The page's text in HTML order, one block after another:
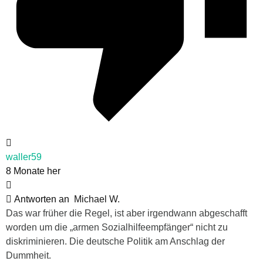
waller59
8 Monate her
Antworten an
Michael W.
Das war früher die Regel, ist aber irgendwann abgeschafft
worden um die „armen Sozialhilfeempfänger“ nicht zu
diskriminieren. Die deutsche Politik am Anschlag der
Dummheit.